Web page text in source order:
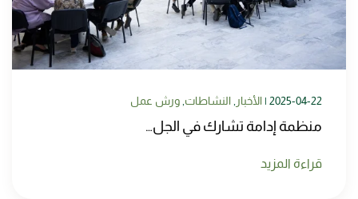
2025-04-22
| الأخبار,النشاطات,ورش عمل
منظمة إدامة تشارك في الجل…
قراءة المزيد